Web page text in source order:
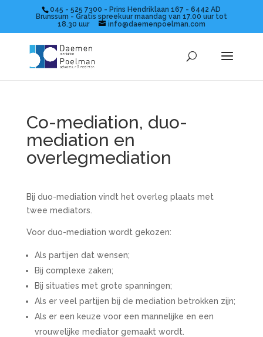
045 - 525 7300 - Prins Hendriklaan 167 - 6442 AD
Brunssum - Gratis spreekuur maandag van 17.00 uur tot
18.30 uur
info@daemenpoelman.com
Co-mediation, duo-
mediation en
overlegmediation
Bij duo-mediation vindt het overleg plaats met
twee mediators.
Voor duo-mediation wordt gekozen:
Als partijen dat wensen;
Bij complexe zaken;
Bij situaties met grote spanningen;
Als er veel partijen bij de mediation betrokken zijn;
Als er een keuze voor een mannelijke en een
vrouwelijke mediator gemaakt wordt.